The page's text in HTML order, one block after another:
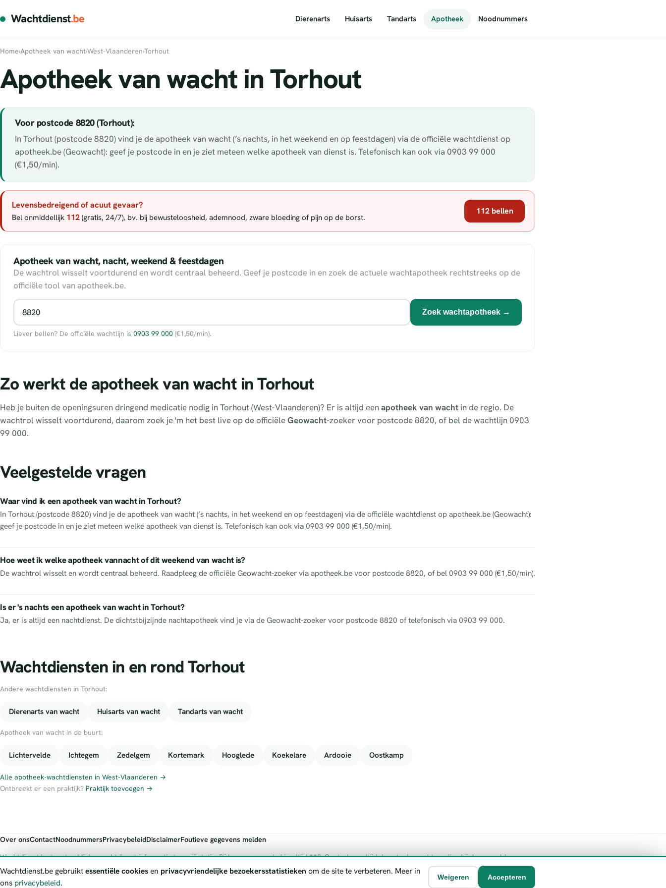
Wachtdienst.be Dierenarts Huisarts Tandarts Apotheek Noodnummers
Home›Apotheek van wacht›West-Vlaanderen›Torhout
Apotheek van wacht in Torhout
Voor postcode 8820 (Torhout):
In Torhout (postcode 8820) vind je de apotheek van wacht (’s nachts, in het weekend en op feestdagen) via de officiële wachtdienst op
apotheek.be (Geowacht): geef je postcode in en je ziet meteen welke apotheek van dienst is. Telefonisch kan ook via 0903 99 000
(€1,50/min).
Levensbedreigend of acuut gevaar?
Bel onmiddellijk 112 (gratis, 24/7), bv. bij bewusteloosheid, ademnood, zware bloeding of pijn op de borst.
112 bellen
Apotheek van wacht, nacht, weekend & feestdagen
De wachtrol wisselt voortdurend en wordt centraal beheerd. Geef je postcode in en zoek de actuele wachtapotheek rechtstreeks op de
officiële tool van apotheek.be.
Zoek wachtapotheek →
Liever bellen? De officiële wachtlijn is 0903 99 000 (€1,50/min).
Zo werkt de apotheek van wacht in Torhout
Heb je buiten de openingsuren dringend medicatie nodig in Torhout (West-Vlaanderen)? Er is altijd eenapotheek van wacht in de regio. De
wachtrol wisselt voortdurend, daarom zoek je 'm het best live op de officiëleGeowacht-zoeker voor postcode 8820, of bel de wachtlijn 0903
99 000.
Veelgestelde vragen
Waar vind ik een apotheek van wacht in Torhout?
In Torhout (postcode 8820) vind je de apotheek van wacht (’s nachts, in het weekend en op feestdagen) via de officiële wachtdienst op apotheek.be (Geowacht):
geef je postcode in en je ziet meteen welke apotheek van dienst is. Telefonisch kan ook via 0903 99 000 (€1,50/min).
Hoe weet ik welke apotheek vannacht of dit weekend van wacht is?
De wachtrol wisselt en wordt centraal beheerd. Raadpleeg de officiële Geowacht-zoeker via apotheek.be voor postcode 8820, of bel 0903 99 000 (€1,50/min).
Is er 's nachts een apotheek van wacht in Torhout?
Ja, er is altijd een nachtdienst. De dichtstbijzijnde nachtapotheek vind je via de Geowacht-zoeker voor postcode 8820 of telefonisch via 0903 99 000.
Wachtdiensten in en rond Torhout
Andere wachtdiensten in Torhout:
Dierenarts van wacht Huisarts van wacht Tandarts van wacht
Apotheek van wacht in de buurt:
Lichtervelde Ichtegem Zedelgem Kortemark Hooglede Koekelare Ardooie Oostkamp
Alle apotheek-wachtdiensten in West-Vlaanderen →
Ontbreekt er een praktijk? Praktijk toevoegen →
Over onsContactNoodnummersPrivacybeleidDisclaimerFoutieve gegevens melden
Wachtdienst.be toont publieke wachtdienst-informatie ter oriëntatie. Bij levensgevaar bel je altijd 112. Controleer altijd de actuele wachtregeling bij de vermelde
officiële bron.
© 2026 Wachtdienst.be
Wachtdienst.be gebruiktessentiële cookiesen privacyvriendelijke bezoekersstatistieken om de site te verbeteren. Meer in
ons privacybeleid.
Weigeren Accepteren